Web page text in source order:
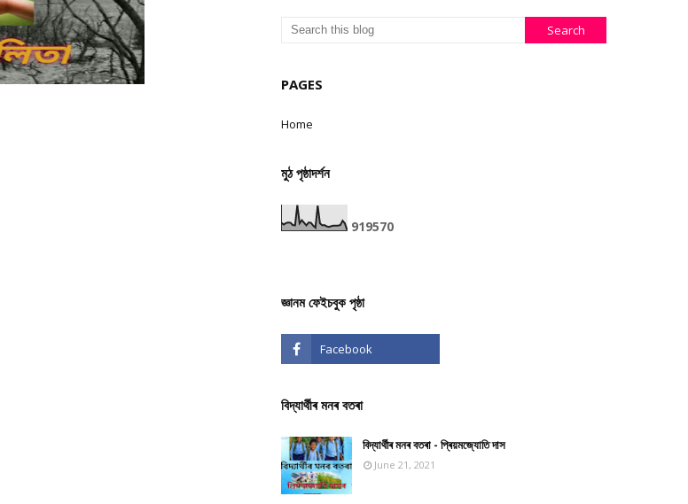
PAGES
Home
মুঠ পৃষ্ঠাদৰ্শন
919570
জ্ঞানম ফেইচবুক পৃষ্ঠা
বিদ্যাৰ্থীৰ মনৰ বতৰা
বিদ্যাৰ্থীৰ মনৰ বতৰা - প্ৰিয়মজ্যোতি দাস
June 21, 2021